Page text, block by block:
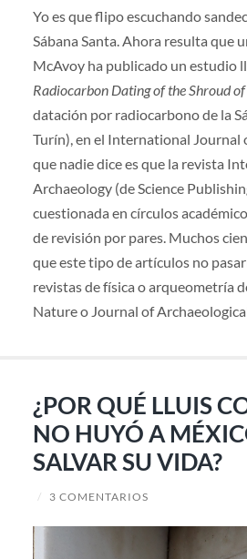
Yo es que flipo escuchando
Sábana Santa. Ahora resulta que
McAvoy ha publicado un estudio
Radiocarbon Dating of the Shroud
datación por radiocarbono de la
Turín), en el International Journal
que nadie dice es que la revista
Archaeology (de Science
cuestionada en círculos
de revisión por pares. Muchos
que este tipo de artículos no
revistas de física o arqueometría
Nature o Journal of
¿POR QUÉ LLUIS
NO HUYÓ A
SALVAR SU VIDA?
/ 3 COMENTARIOS